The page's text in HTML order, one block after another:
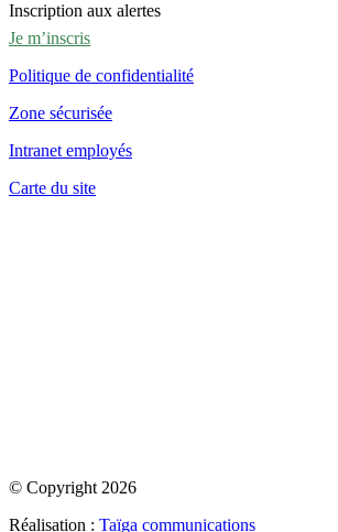
Inscription aux alertes
Je m’inscris
Politique de confidentialité
Zone sécurisée
Intranet employés
Carte du site
© Copyright 2026
Réalisation : Taïga communications